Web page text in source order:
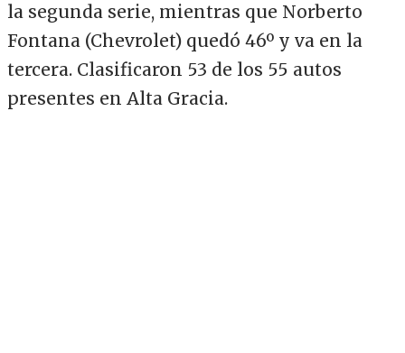
la segunda serie, mientras que Norberto
Fontana (Chevrolet) quedó 46º y va en la
tercera. Clasificaron 53 de los 55 autos
presentes en Alta Gracia.